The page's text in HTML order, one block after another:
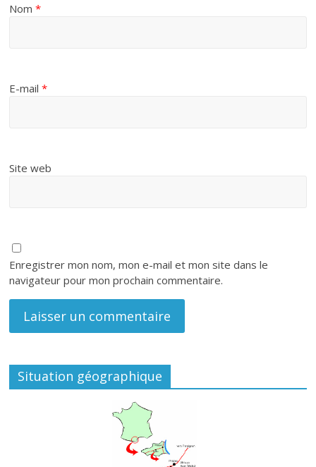
Nom*
E-mail*
Site web
Enregistrer mon nom, mon e-mail et mon site dans le
navigateur pour mon prochain commentaire.
Situation géographique